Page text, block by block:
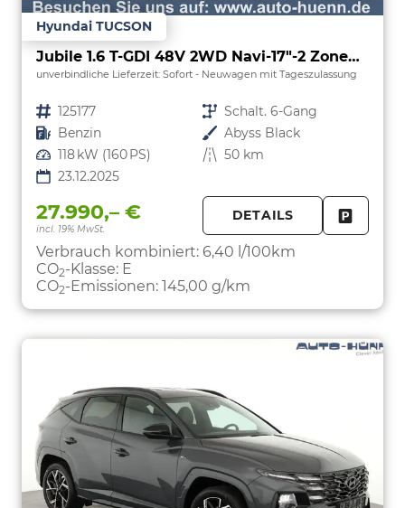
Hyundai TUCSON
Jubile 1.6 T-GDI 48V 2WD Navi-17"-2 Zonen Klimaautomatik-LED-Kamera-Sofort
unverbindliche Lieferzeit: Sofort Neuwagen mit Tageszulassung
Fahrzeugnr. 125177 Getriebe Schalt. 6-Gang
Kraftstoff Benzin Außenfarbe Abyss Black
Leistung 118 kW (160 PS) Kilometerstand 50 km
23.12.2025
27.990,– €
incl. 19% MwSt.
DETAILS
Verbrauch kombiniert: 6,40 l/100km
CO2-Klasse: E
CO2-Emissionen: 145,00 g/km